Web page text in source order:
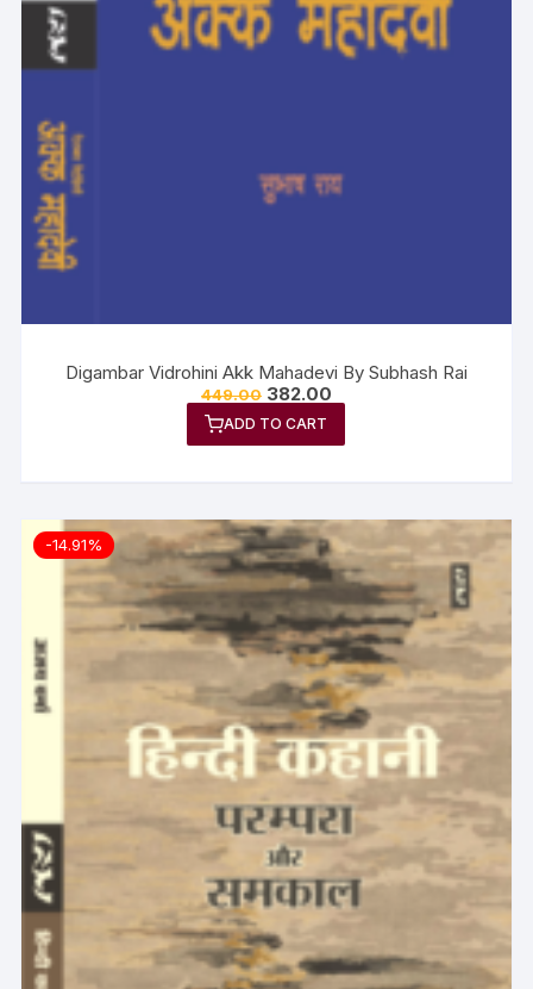
Digambar Vidrohini Akk Mahadevi By Subhash Rai
449.00 382.00
ADD TO CART
-14.91%